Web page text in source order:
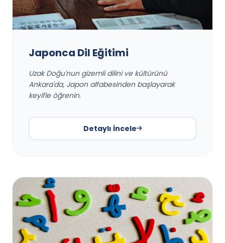
Japonca Dil Eğitimi
Uzak Doğu'nun gizemli dilini ve kültürünü
Ankara'da, Japon alfabesinden başlayarak
keyifle öğrenin.
Detaylı İncele